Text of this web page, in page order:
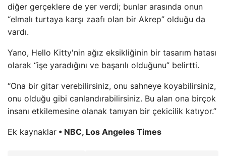
diğer gerçeklere de yer verdi; bunlar arasında onun
“elmalı turtaya karşı zaafı olan bir Akrep” olduğu da
vardı.
Yano, Hello Kitty'nin ağız eksikliğinin bir tasarım hatası
olarak “işe yaradığını ve başarılı olduğunu” belirtti.
“Ona bir gitar verebilirsiniz, onu sahneye koyabilirsiniz,
onu olduğu gibi canlandırabilirsiniz. Bu alan ona birçok
insanı etkilemesine olanak tanıyan bir çekicilik katıyor.”
Ek kaynaklar • NBC, Los Angeles Times